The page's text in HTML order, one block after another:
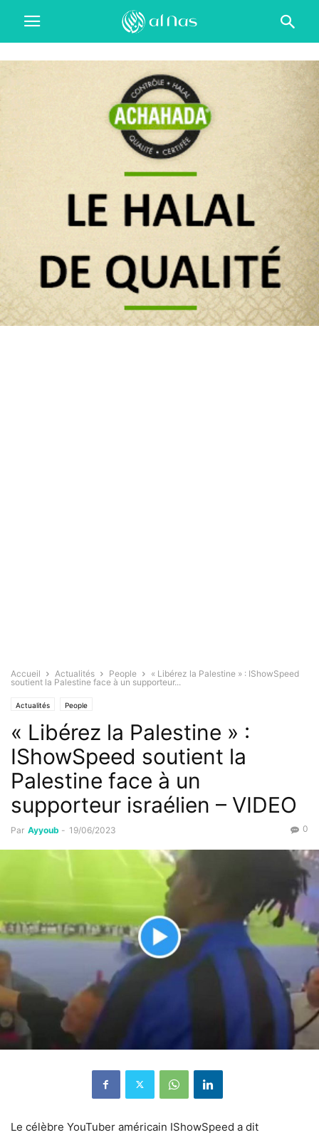
Accueil Actualités People
« Libérez la Palestine » : IShowSpeed
soutient la Palestine face à un supporteur...
Actualités People
« Libérez la Palestine » :
IShowSpeed soutient la
Palestine face à un
supporteur israélien – VIDEO
Par Ayyoub - 19/06/2023 0
Le célèbre YouTuber américain IShowSpeed ​​a dit